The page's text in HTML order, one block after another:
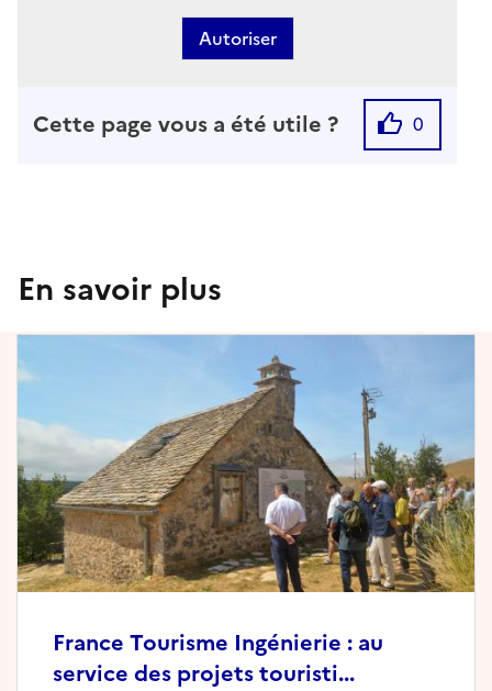
Autoriser
Cette page vous a été utile ? 0
En savoir plus
France Tourisme Ingénierie : au
service des projets touristi...